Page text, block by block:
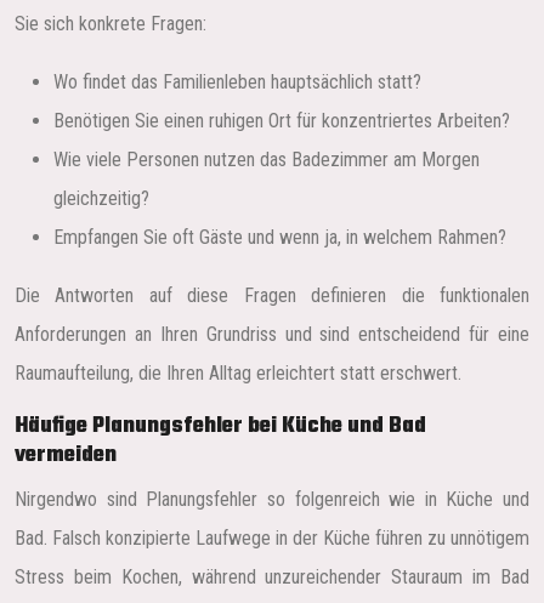
Sie sich konkrete Fragen:
Wo findet das Familienleben hauptsächlich statt?
Benötigen Sie einen ruhigen Ort für konzentriertes Arbeiten?
Wie viele Personen nutzen das Badezimmer am Morgen
gleichzeitig?
Empfangen Sie oft Gäste und wenn ja, in welchem Rahmen?
Die Antworten auf diese Fragen definieren die funktionalen
Anforderungen an Ihren Grundriss und sind entscheidend für eine
Raumaufteilung, die Ihren Alltag erleichtert statt erschwert.
Häufige Planungsfehler bei Küche und Bad
vermeiden
Nirgendwo sind Planungsfehler so folgenreich wie in Küche und
Bad. Falsch konzipierte Laufwege in der Küche führen zu unnötigem
Stress beim Kochen, während unzureichender Stauraum im Bad